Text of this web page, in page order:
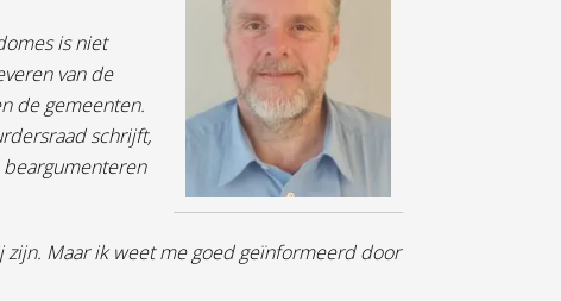
is niet
van de
de gemeenten.
schrijft,
zijn. Maar ik weet me goed geïnformeerd door